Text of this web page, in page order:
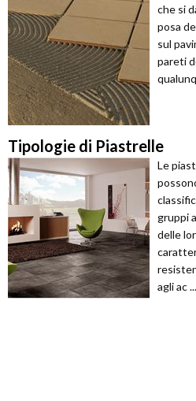
che si
posa
sul
pareti
Tipologie di Piastrelle
Le
gruppi
delle
agli ac ...